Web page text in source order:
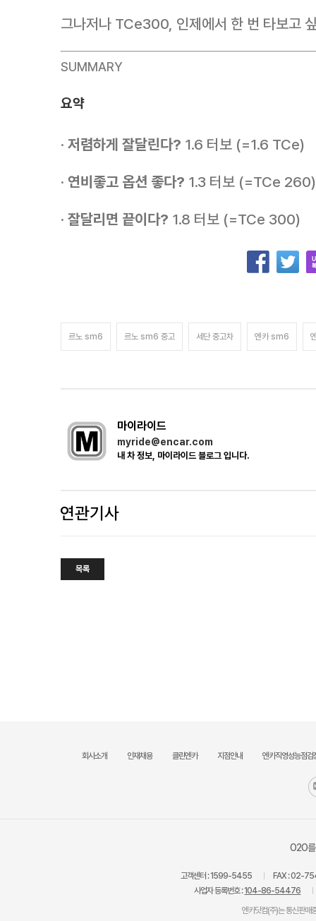
그나저나 TCe300, 인제에서 한 번 타보고
SUMMARY
요약
· 저렴하게 잘달린다? 1.6 터보 (=1.6 TCe)
· 연비좋고 옵션 좋다? 1.3 터보 (=TCe 260)
· 잘달리면 끝이다? 1.8 터보 (=TCe 300)
르노 sm6 르노 sm6 중고 세단 중고차 엔카 sm6
마이라이드
myride@encar.com
내 차 정보, 마이라이드 블로그 입니다.
목록
회사소개 인재채용 클린엔카 지점안내 엔카직영성능점검
O2O를
고객센터 :1599-5455 FAX :02-
사업자 등록번호 :104-86-54476
엔카닷컴(주)는 통신판매